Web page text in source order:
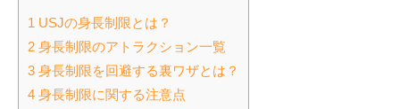
1 USJの身長制限とは？
2 身長制限のアトラクション一覧
3 身長制限を回避する裏ワザとは？
4 身長制限に関する注意点